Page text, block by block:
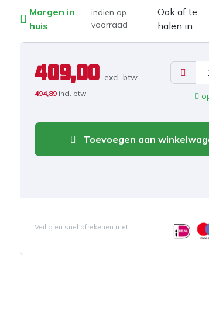
Morgen in
huis
indien op
voorraad
Ook af te
halen in
409,00 excl. btw
494,89 incl. btw
Toevoegen aan
Veilig en snel afrekenen met